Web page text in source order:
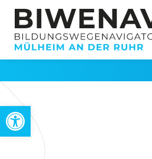
Open toolbar